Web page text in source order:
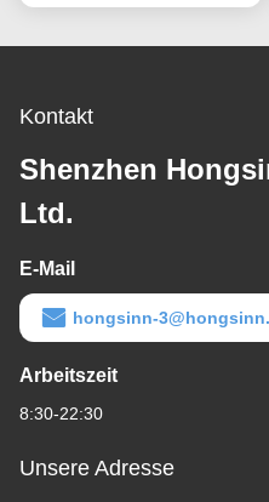
Kontakt
Shenzhen
Ltd.
E-Mail
hongsinn-
Arbeitszeit
8:30-22:30
Unsere Adresse